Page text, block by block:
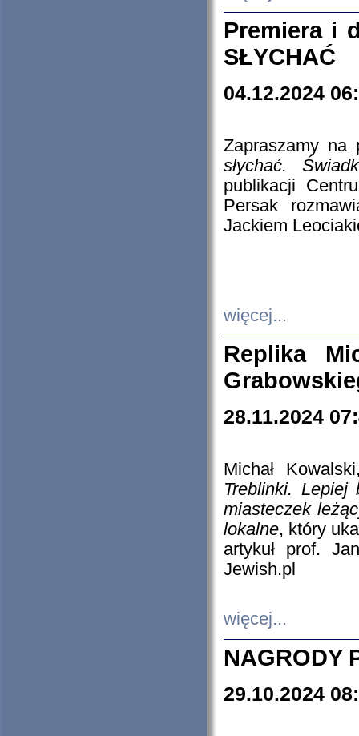
Premiera i
SŁYCHAĆ
04.12.2024
Zapraszamy
słychać.
publikacji
Persak
Jackiem
więcej...
Replika
28.11.2024
Michał
Treblinki. Lepiej
miasteczek
lokalne, który
artykuł prof.
Jewish.pl
więcej...
NAGRODY
29.10.2024